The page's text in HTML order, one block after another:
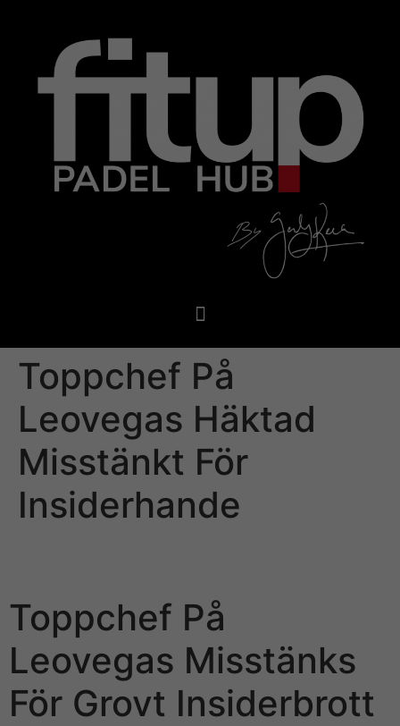
Toppchef På
Leovegas Häktad
Misstänkt För
Insiderhande
Toppchef På
Leovegas Misstänks
För Grovt Insiderbrott